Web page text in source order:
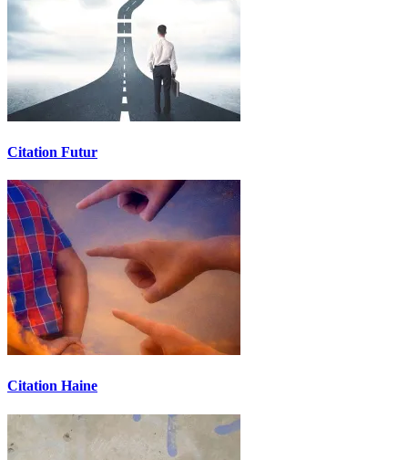
Citation Futur
Citation Haine